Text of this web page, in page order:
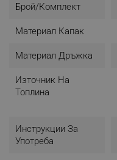
Брой/комплект
Материал Капак
Материал Дръжка
Източник На
Топлина
Инструкции За
Употреба